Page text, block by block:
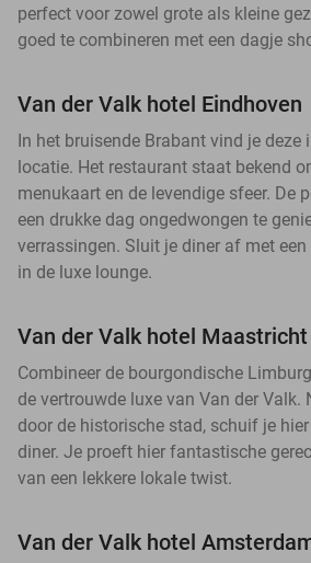
perfect voor zowel grote als kleine
goed te combineren met een dagje
Van der Valk hotel Eindhoven
In het bruisende Brabant vind je deze
locatie. Het restaurant staat bekend
menukaart en de levendige sfeer. De
een drukke dag ongedwongen te
verrassingen. Sluit je diner af met
in de luxe lounge.
Van der Valk hotel Maastricht
Combineer de bourgondische
de vertrouwde luxe van Van der Valk.
door de historische stad, schuif je
diner. Je proeft hier fantastische
van een lekkere lokale twist.
Van der Valk hotel